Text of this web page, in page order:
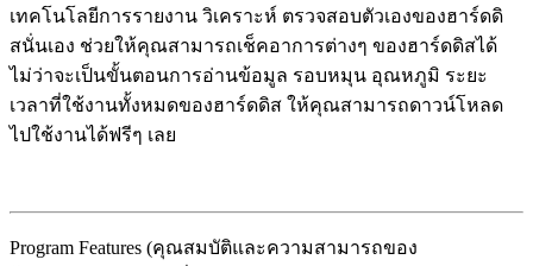
เทคโนโลยีการรายงาน วิเคราะห์ ตรวจสอบตัวเองของฮาร์ดดิ
สนั่นเอง ช่วยให้คุณสามารถเช็คอาการต่างๆ ของฮาร์ดดิสได้
ไม่ว่าจะเป็นขั้นตอนการอ่านข้อมูล รอบหมุน อุณหภูมิ ระยะ
เวลาที่ใช้งานทั้งหมดของฮาร์ดดิส ให้คุณสามารถดาวน์โหลด
ไปใช้งานได้ฟรีๆ เลย
Program Features (คุณสมบัติและความสามารถของ